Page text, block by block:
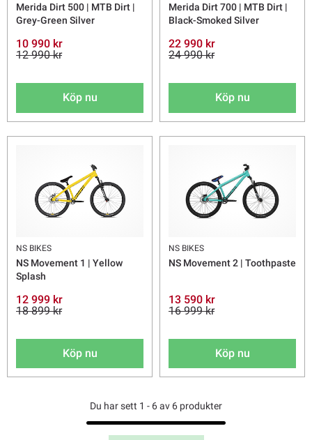
Merida Dirt 500 | MTB Dirt |
Grey-Green Silver
10 990 kr
12 990 kr
Köp nu
Merida Dirt 700 | MTB Dirt |
Black-Smoked Silver
22 990 kr
24 990 kr
Köp nu
NS BIKES
NS Movement 1 | Yellow
Splash
12 999 kr
18 899 kr
Köp nu
NS BIKES
NS Movement 2 | Toothpaste
13 590 kr
16 999 kr
Köp nu
Du har sett 1 - 6 av 6 produkter